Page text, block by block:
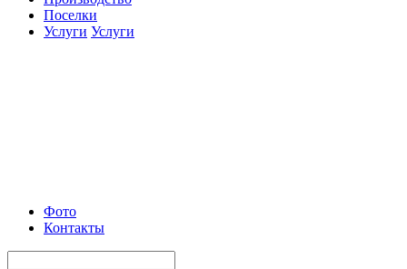
Поселки
Услуги Услуги
Фото
Контакты